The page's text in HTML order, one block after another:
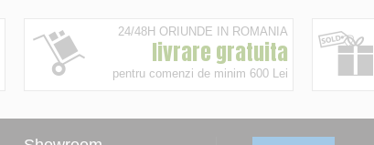
24/48H ORIUNDE IN ROMANIA
livrare gratuita
pentru comenzi de minim 600 Lei